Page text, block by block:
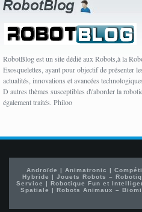
RobotBlog est un site dédié aux Robots,à la
Exosquelettes, ayant pour objectif de présenter
actualités, innovations et avancées
D autres thèmes susceptibles d\'aborder la
également traités. Philoo
Androïde | Animatronic |
Hybride |Jouets Robots –
Service | Robotique Fun et
Spatiale | Robots Animaux –